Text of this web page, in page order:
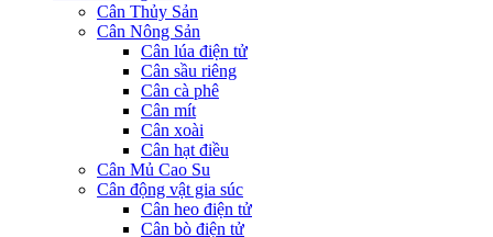
Cân Thủy Sản
Cân Nông Sản
Cân lúa điện tử
Cân sầu riêng
Cân cà phê
Cân mít
Cân xoài
Cân hạt điều
Cân Mủ Cao Su
Cân động vật gia súc
Cân heo điện tử
Cân bò điện tử